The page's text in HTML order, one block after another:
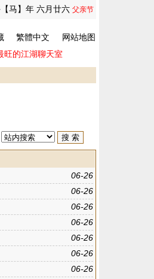
马】年 六月廿六 父亲节
繁體中文
网站地图
旺的江湖聊天室
06-26
06-26
06-26
06-26
06-26
06-26
06-26